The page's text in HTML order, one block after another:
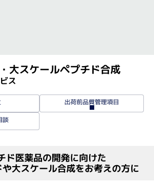
大スケールペプチド合成
ス
出荷前品質管理項目
談
ド医薬品の開発に向けた
大スケール合成をお考えの方に